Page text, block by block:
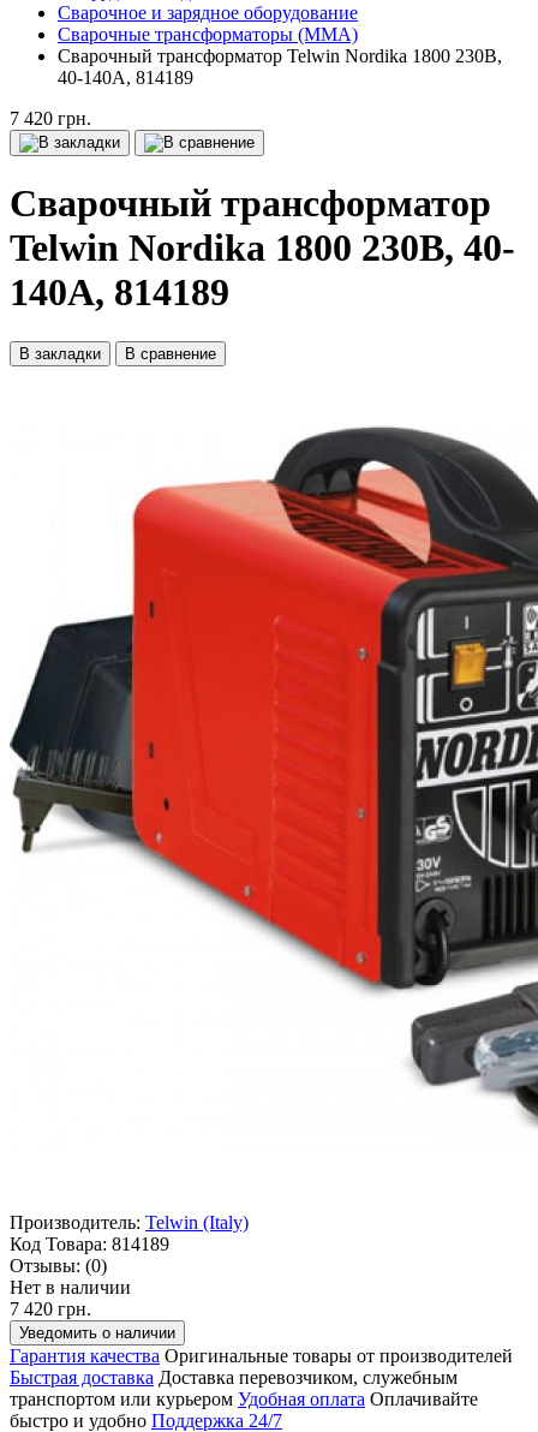
Сварочное и зарядное оборудование
Сварочные трансформаторы (MMA)
Сварочный трансформатор Telwin Nordika 1800 230В,
40-140A, 814189
7 420 грн.
Сварочный трансформатор
Telwin Nordika 1800 230В, 40-
140A, 814189
В закладки В сравнение
Производитель: Telwin (Italy)
Код Товара: 814189
Отзывы: (0)
Нет в наличии
7 420 грн.
Уведомить о наличии
Гарантия качества Оригинальные товары от производителей
Быстрая доставка Доставка перевозчиком, служебным
транспортом или курьером Удобная оплата Оплачивайте
быстро и удобно Поддержка 24/7